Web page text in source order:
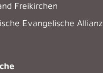
Freikirchen
Evangelische Allianz